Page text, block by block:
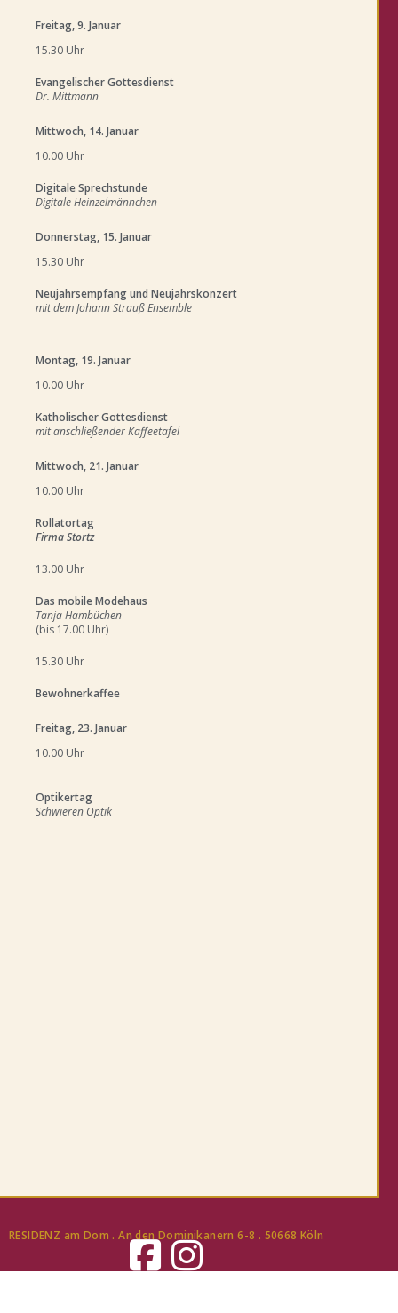
Freitag, 9. Januar
15.30 Uhr
Evangelischer Gottesdienst
Dr. Mittmann
Mittwoch, 14. Januar
10.00 Uhr
Digitale Sprechstunde
Digitale Heinzelmännchen
Donnerstag, 15. Januar
15.30 Uhr
Neujahrsempfang und Neujahrskonzert
mit dem Johann Strauß Ensemble
Montag, 19. Januar
10.00 Uhr
Katholischer Gottesdienst
mit anschließender Kaffeetafel
Mittwoch, 21. Januar
10.00 Uhr
Rollatortag
Firma Stortz
13.00 Uhr
Das mobile Modehaus
Tanja Hambüchen
(bis 17.00 Uhr)
15.30 Uhr
Bewohnerkaffee
Freitag, 23. Januar
10.00 Uhr
Optikertag
Schwieren Optik
RESIDENZ am Dom . An den Dominikanern 6-8 . 50668 Köln